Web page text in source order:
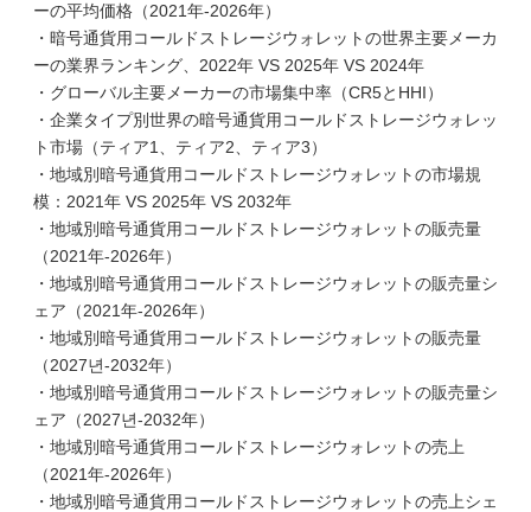
ーの平均価格（2021年-2026年）
・暗号通貨用コールドストレージウォレットの世界主要メーカ
ーの業界ランキング、2022年 VS 2025年 VS 2024年
・グローバル主要メーカーの市場集中率（CR5とHHI）
・企業タイプ別世界の暗号通貨用コールドストレージウォレッ
ト市場（ティア1、ティア2、ティア3）
・地域別暗号通貨用コールドストレージウォレットの市場規
模：2021年 VS 2025年 VS 2032年
・地域別暗号通貨用コールドストレージウォレットの販売量
（2021年-2026年）
・地域別暗号通貨用コールドストレージウォレットの販売量シ
ェア（2021年-2026年）
・地域別暗号通貨用コールドストレージウォレットの販売量
（2027년-2032年）
・地域別暗号通貨用コールドストレージウォレットの販売量シ
ェア（2027년-2032年）
・地域別暗号通貨用コールドストレージウォレットの売上
（2021年-2026年）
・地域別暗号通貨用コールドストレージウォレットの売上シェ